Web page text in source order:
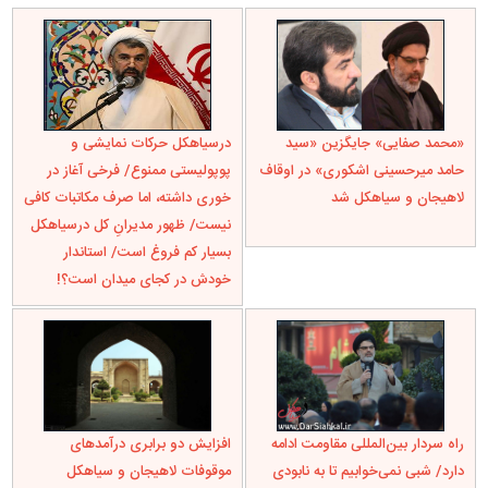
«محمد صفایی» جایگزین «سید
حامد میرحسینی اشکوری» در اوقاف
لاهیجان و سیاهکل شد
درسیاهکل حرکات نمایشی و
پوپولیستی ممنوع/ فرخی آغاز در
خوری داشته، اما صرف مکاتبات کافی
نیست/ ظهور مدیرانِ کل درسیاهکل
بسیار کم فروغ است/ استاندار
خودش در کجای میدان است؟!
راه سردار بین‌المللی مقاومت ادامه
دارد/ شبی نمی‌خوابیم تا به نابودی
افزایش دو برابری درآمدهای
موقوفات لاهیجان و سیاهکل